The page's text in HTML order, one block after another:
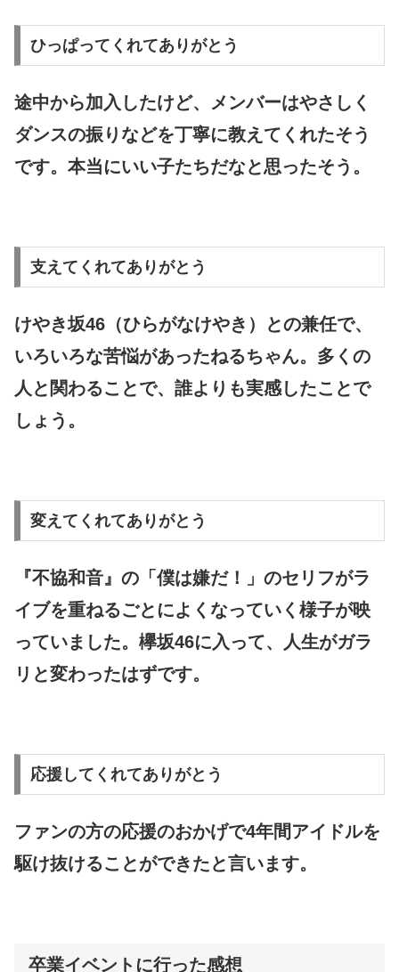
ひっぱってくれてありがとう
途中から加入したけど、メンバーはやさしく
ダンスの振りなどを丁寧に教えてくれたそう
です。本当にいい子たちだなと思ったそう。
支えてくれてありがとう
けやき坂46（ひらがなけやき）との兼任で、
いろいろな苦悩があったねるちゃん。多くの
人と関わることで、誰よりも実感したことで
しょう。
変えてくれてありがとう
『不協和音』の「僕は嫌だ！」のセリフがラ
イブを重ねるごとによくなっていく様子が映
っていました。欅坂46に入って、人生がガラ
リと変わったはずです。
応援してくれてありがとう
ファンの方の応援のおかげで4年間アイドルを
駆け抜けることができたと言います。
卒業イベントに行った感想